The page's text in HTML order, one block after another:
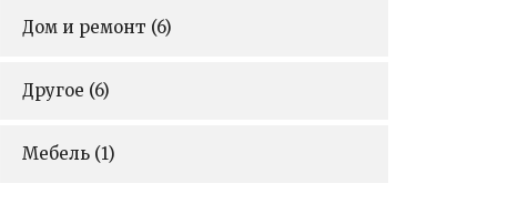
Дом и ремонт (6)
Другое (6)
Мебель (1)